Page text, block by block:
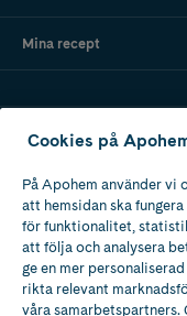
Mina recept
Ladda ner vår app
Apotek med tillstånd
av Läkemedelsverket
Cookies på
På Apohem använder vi
att hemsidan ska
för funktionalitet,
att följa och analysera
ge en mer
rikta relevant
våra